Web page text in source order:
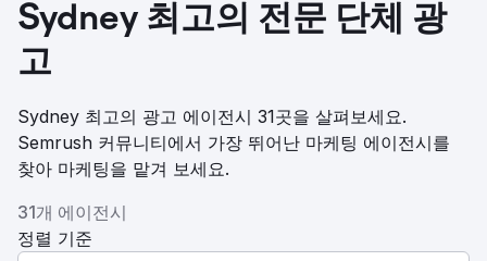
Sydney 최고의 전문 단체 광
고
Sydney 최고의 광고 에이전시 31곳을 살펴보세요.
Semrush 커뮤니티에서 가장 뛰어난 마케팅 에이전시를
찾아 마케팅을 맡겨 보세요.
31개 에이전시
정렬 기준